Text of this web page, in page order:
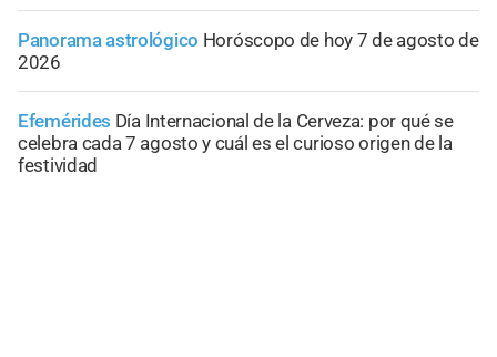
Panorama astrológico Horóscopo de hoy 7 de agosto de
2026
Efemérides Día Internacional de la Cerveza: por qué se
celebra cada 7 agosto y cuál es el curioso origen de la
festividad